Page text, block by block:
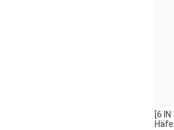
[6